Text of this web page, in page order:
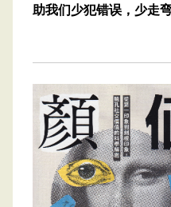
助我们少犯错误，少走